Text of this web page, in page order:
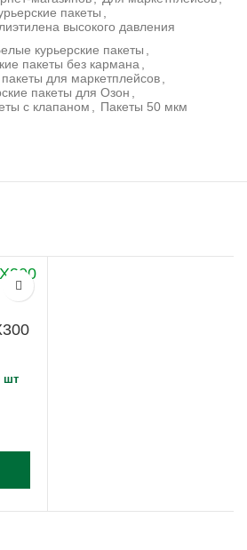
пакеты ,
высокого давления
курьерские пакеты ,
пакеты без кармана ,
для маркетплейсов ,
пакеты для Озон ,
с клапаном , Пакеты 50 мкм
шт